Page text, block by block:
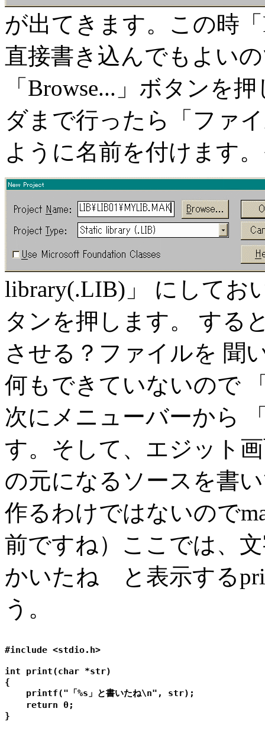
が出てきます。この時
直接書き込んでもよい
「Browse...」ボタンを
ダまで行ったら「ファ
ように名前を付けます
library(.LIB)」 にしてお
タンを押します。 する
させる？ファイルを 聞
何もできていないので
次にメニューバーから
す。そして、エジット
の元になるソースを書
作るわけではないので
前ですね）ここでは、
かいたね と表示する
う。
#include <stdio.h>
int print(char *str)
{
    printf("「%s」と書いたね\n", str);
    return 0;